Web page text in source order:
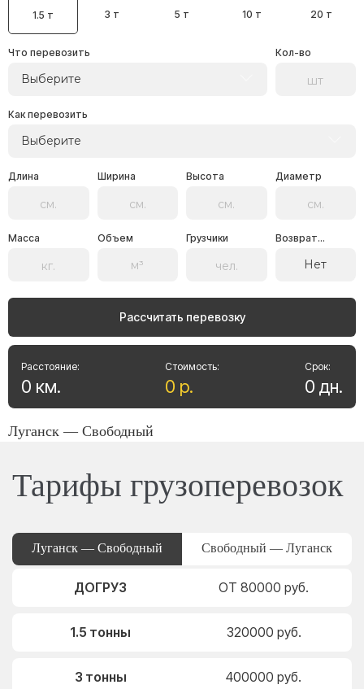
1.5 т 3 т 5 т 10 т 20 т
Что перевозить
Выберите
Кол-во
Как перевозить
Выберите
Длина Ширина Высота Диаметр
Масса Объем Грузчики Возврат...
Нет
Рассчитать перевозку
Стоимость:
0 р.
Расстояние:
0 км.
Срок:
0 дн.
Луганск — Свободный
Тарифы грузоперевозок
Луганск — Свободный Свободный — Луганск
ДОГРУЗ ОТ 80000 руб.
1.5 тонны 320000 руб.
3 тонны 400000 руб.